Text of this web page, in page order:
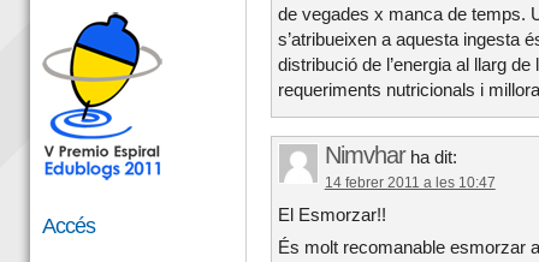
de vegades x manca de temps.
s’atribueixen a aquesta ingesta
distribució de l’energia al llarg
requeriments nutricionals i
Nimvhar ha dit:
14 febrer 2011 a les 10:47
El Esmorzar!!
És molt recomanable esmorzar
Accés